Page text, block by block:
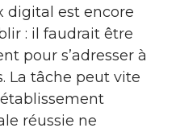
digital est encore
: il faudrait être
pour s’adresser à
La tâche peut vite
réussie ne